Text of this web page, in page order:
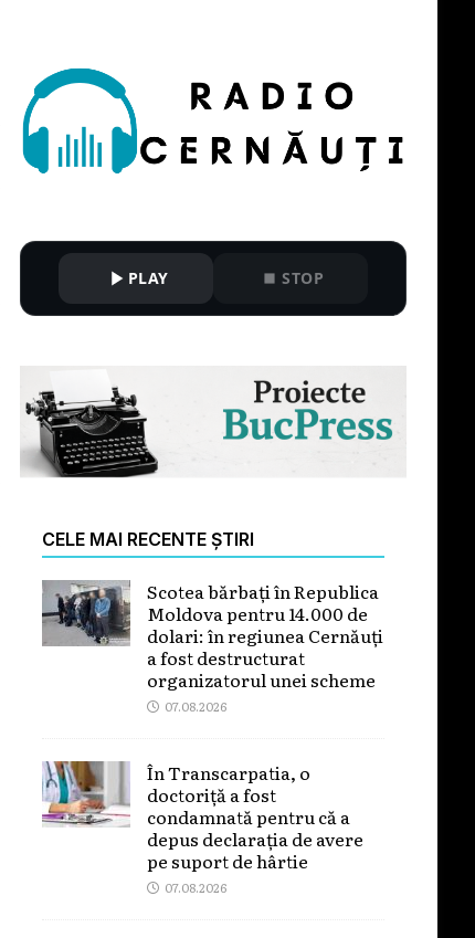
PLAY STOP
CELE MAI RECENTE ȘTIRI
Scotea bărbați în Republica
Moldova pentru 14.000 de
dolari: în regiunea Cernăuți
a fost destructurat
organizatorul unei scheme
07.08.2026
În Transcarpatia, o
doctoriță a fost
condamnată pentru că a
depus declarația de avere
pe suport de hârtie
07.08.2026